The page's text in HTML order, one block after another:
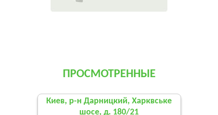
ПРОСМОТРЕННЫЕ
Киев, р-н Дарницкий, Харквське
шосе, д. 180/21